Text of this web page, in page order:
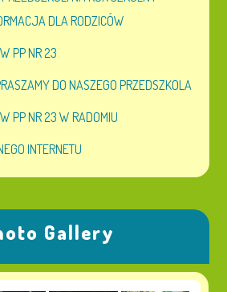
DLA RODZICÓW
PP NR 23
DO NASZEGO PRZEDSZKOLA
PP NR 23 W RADOMIU
INTERNETU
Gallery